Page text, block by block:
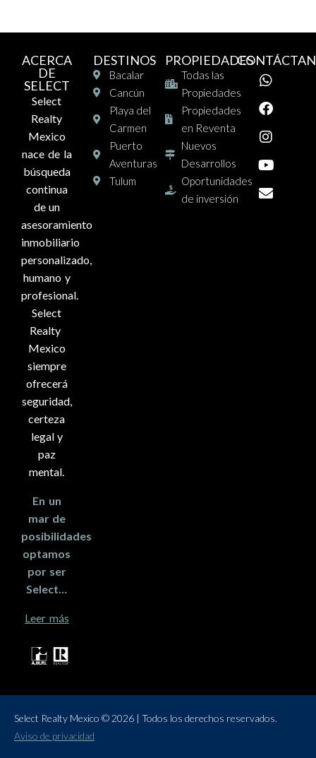
ACERCA
DE
SELECT
Select
Realty
Mexico
nace de la
búsqueda
continua
de un
asesoramiento
inmobiliario
personalizado,
humano y
profesional.
Select
Realty
Mexico
siempre
ofrecerá
seguridad,
certeza
legal y
paz
mental.
En un
mar de
posibilidades
optamos
por ser
Select…
Leer más
DESTINOS
Bacalar
Cancún
Playa del
Carmen
Puerto
Aventuras
Tulum
PROPIEDADES
Todas las
Propiedades
Propiedades
en Reventa
Nuevos
Desarrollos
Oportunidades
de inversión
Select Realty Mexico © 2026 | Todos los derechos reservados.
Aviso de privacidad